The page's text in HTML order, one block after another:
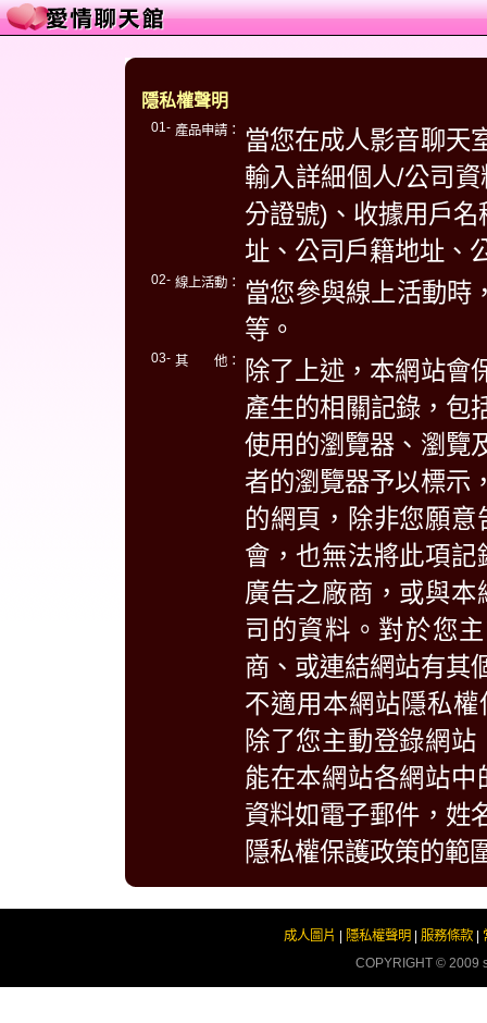
隱私權聲明
01- 產品申請：
當您在成人影音聊天
輸入詳細個人/公司
分證號)、收據用戶
址、公司戶籍地址、
02- 線上活動：
當您參與線上活動時
等。
03- 其 他：
除了上述，本網站會
產生的相關記錄，包
使用的瀏覽器、瀏覽
者的瀏覽器予以標示
的網頁，除非您願
會，也無法將此項
廣告之廠商，或與
司的資料。對於您
商、或連結網站有其
不適用本網站隱私
除了您主動登錄網
能在本網站各網站
資料如電子郵件，姓
隱私權保護政策的範
成人圖片 隱私權聲明 服務條款|
COPYRIGHT © 2009